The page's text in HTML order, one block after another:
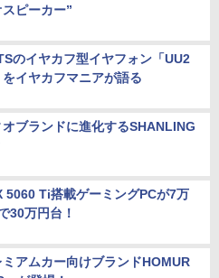
ピーカー”
のイヤカフ型イヤフォン「UU2
イヤカフマニアが語る
ブランドに進化するSHANLING
5060 Ti搭載ゲーミングPCが7万
30万円台！
ミアムカー向けブランドHOMUR